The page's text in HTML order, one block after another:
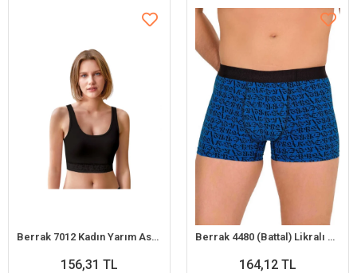
Berrak 7012 Kadın Yarım Askılı Atlet
156,31 TL
Berrak 4480 (Battal) Likralı Desenli Erkek Boxer
164,12 TL